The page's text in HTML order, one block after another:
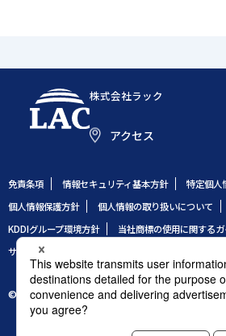
株式会社ラック
アクセス
免責条項 情報セキュリティ基本方針
特定個人
個人情報保護方針
個人情報の取り扱いについて
KDDIグループ環境方針
当社商標の使用に関する
サイトのご利用条件
© 1995 LAC Co., Ltd.